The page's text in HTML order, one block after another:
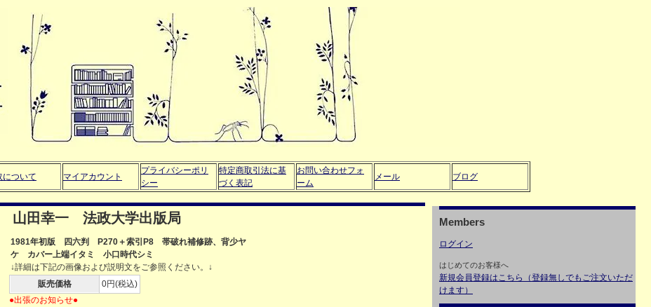
について マイアカウント
プライバシーポリ
シー
特定商取引法に基
づく表記
お問い合わせフォ
ーム
メール ブログ
山田幸一 法政大学出版局
1981年初版 四六判 P270＋索引P8 帯破れ補修跡、背少ヤ
ケ カバー上端イタミ 小口時代シミ
↓詳細は下記の画像および説明文をご参照ください。↓
販売価格
0円(税込)
●出張のお知らせ●
Members
ログイン
はじめてのお客様へ
新規会員登録はこちら（登録無しでもご注文いただ
けます）